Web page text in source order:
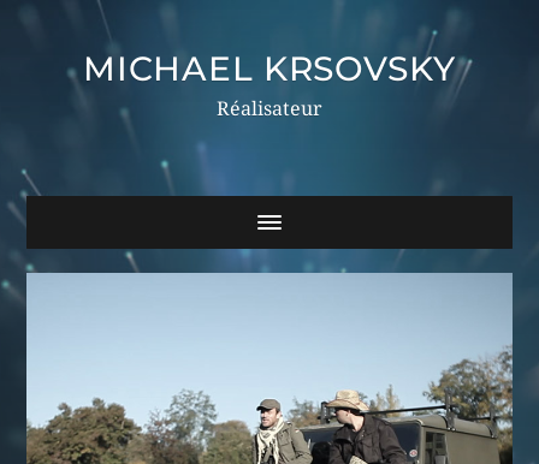
MICHAEL KRSOVSKY
Réalisateur